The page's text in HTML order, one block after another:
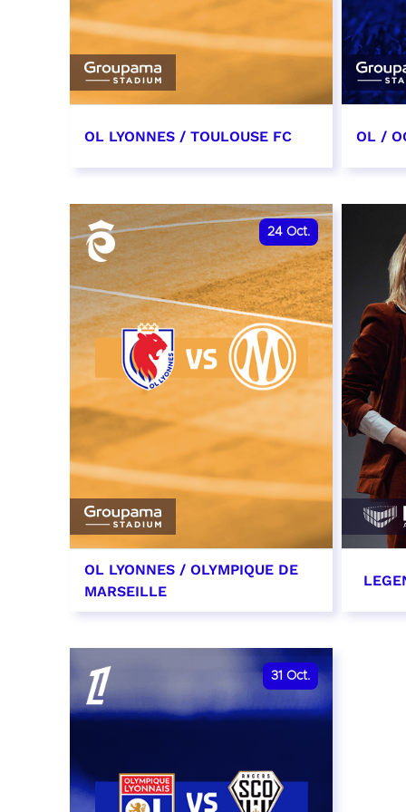
OL LYONNES / TOULOUSE FC
date et heure à confirmer
RÉSERVER
OL /
date
24 Oct.
OL LYONNES / OLYMPIQUE DE
MARSEILLE
date et heure à confirmer
RÉSERVER
31 Oct.